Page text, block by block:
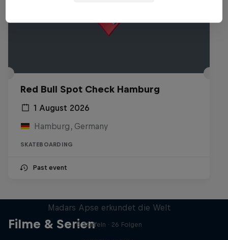
Red Bull Spot Check Hamburg
1 August 2026
Hamburg, Germany
SKATEBOARDING
Past event
Filme & Serien
Madars Apse erkundet die Welt
5 Staffeln · 26 Folgen